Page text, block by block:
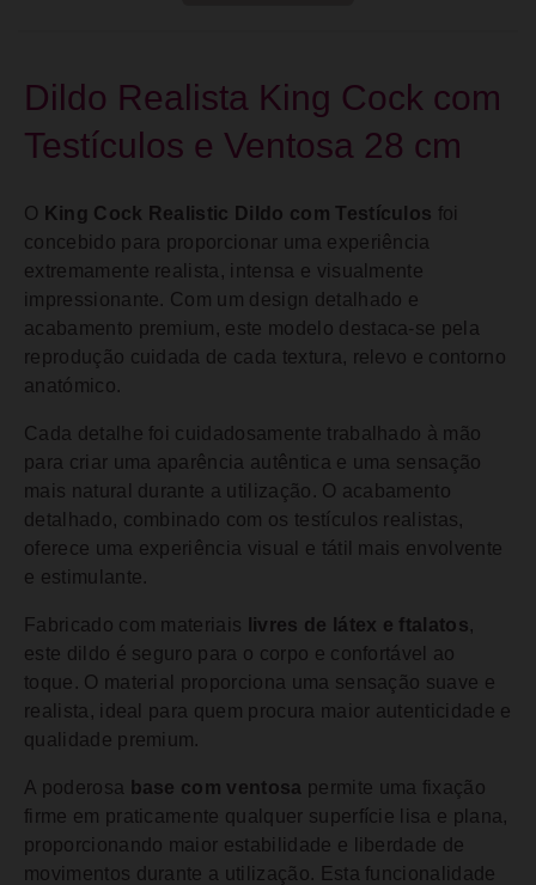
Dildo Realista King Cock com
Testículos e Ventosa 28 cm
O King Cock Realistic Dildo com Testículos foi
concebido para proporcionar uma experiência
extremamente realista, intensa e visualmente
impressionante. Com um design detalhado e
acabamento premium, este modelo destaca-se pela
reprodução cuidada de cada textura, relevo e contorno
anatómico.
Cada detalhe foi cuidadosamente trabalhado à mão
para criar uma aparência autêntica e uma sensação
mais natural durante a utilização. O acabamento
detalhado, combinado com os testículos realistas,
oferece uma experiência visual e tátil mais envolvente
e estimulante.
Fabricado com materiais livres de látex e ftalatos,
este dildo é seguro para o corpo e confortável ao
toque. O material proporciona uma sensação suave e
realista, ideal para quem procura maior autenticidade e
qualidade premium.
A poderosa base com ventosa permite uma fixação
firme em praticamente qualquer superfície lisa e plana,
proporcionando maior estabilidade e liberdade de
movimentos durante a utilização. Esta funcionalidade